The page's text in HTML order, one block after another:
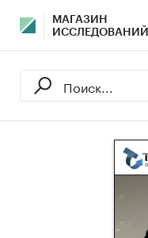
МАГАЗИН
ИССЛЕДОВАНИЙ